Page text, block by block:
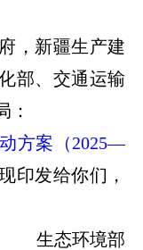
，新疆生产建
部、交通运输
：
方案（2025—
印发给你们，
生态环境部